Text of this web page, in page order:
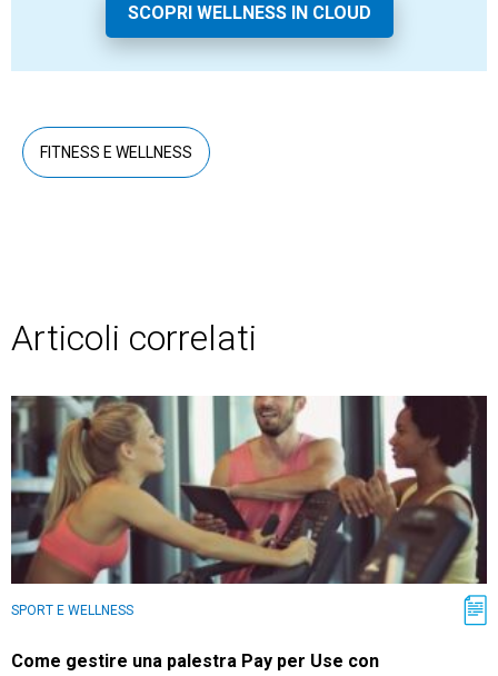
SCOPRI WELLNESS IN CLOUD
FITNESS E WELLNESS
Articoli correlati
SPORT E WELLNESS
Come gestire una palestra Pay per Use con